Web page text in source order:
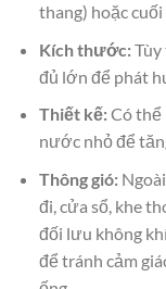
thang) hoặc cuối
Kích thước:Tùy
đủ lớn để phát
Thiết kế:Có thể
nước nhỏ để
Thông gió:
đi, cửa sổ, khe
đối lưu không
để tránh cảm